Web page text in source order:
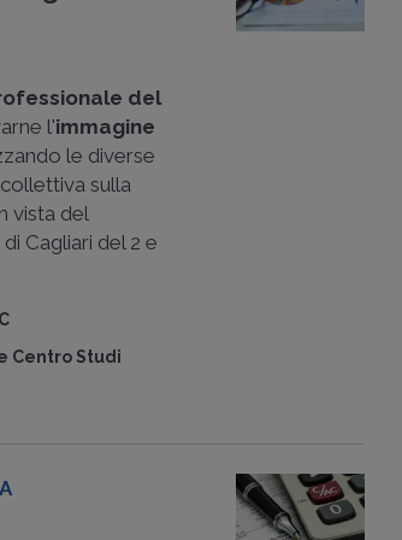
del
l'immagine
le diverse
sulla
vista del
di Cagliari del 2 e
Centro Studi